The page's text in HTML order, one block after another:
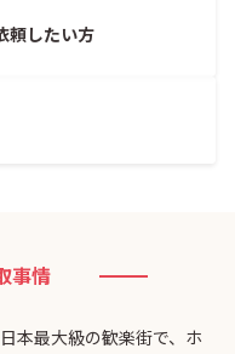
頼したい方
事情
本最大級の歓楽街で、ホ